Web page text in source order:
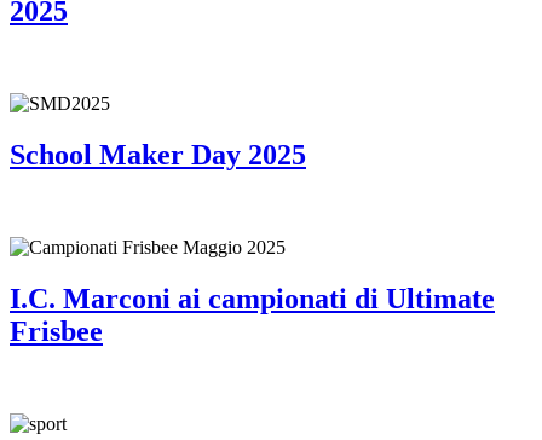
2025
School Maker Day 2025
I.C. Marconi ai campionati di Ultimate
Frisbee